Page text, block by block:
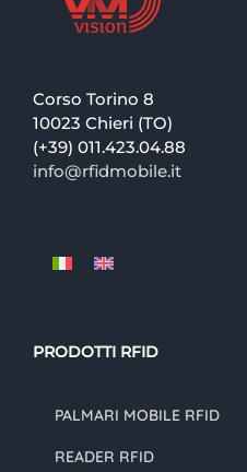
Corso Torino 8
10023 Chieri (TO)
(+39) 011.423.04.88
info@rfidmobile.it
PRODOTTI RFID
PALMARI MOBILE RFID
READER RFID